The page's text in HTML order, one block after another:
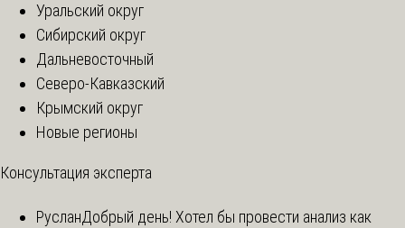
Уральский округ
Сибирский округ
Дальневосточный
Северо-Кавказский
Крымский округ
Новые регионы
Консультация эксперта
РусланДобрый день! Хотел бы провести анализ как